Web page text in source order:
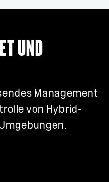
UND
Management
von Hybrid-